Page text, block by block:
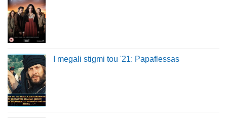
I megali stigmi tou '21: Papaflessas